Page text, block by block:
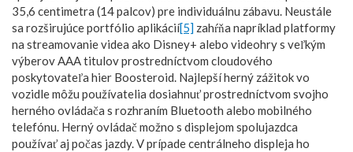
35,6 centimetra (14 palcov) pre individuálnu zábavu. Neustále
sa rozširujúce portfólio aplikácií[5] zahŕňa napríklad platformy
na streamovanie videa ako Disney+ alebo videohry s veľkým
výberov AAA titulov prostredníctvom cloudového
poskytovateľa hier Boosteroid. Najlepší herný zážitok vo
vozidle môžu používatelia dosiahnuť prostredníctvom svojho
herného ovládača s rozhraním Bluetooth alebo mobilného
telefónu. Herný ovládač možno s displejom spolujazdca
používať aj počas jazdy. V prípade centrálneho displeja ho